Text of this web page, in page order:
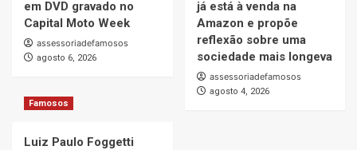
em DVD gravado no
Capital Moto Week
assessoriadefamosos
agosto 6, 2026
já está à venda na
Amazon e propõe
reflexão sobre uma
sociedade mais longeva
assessoriadefamosos
agosto 4, 2026
Famosos
Luiz Paulo Foggetti